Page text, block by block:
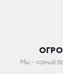
Мы - самый